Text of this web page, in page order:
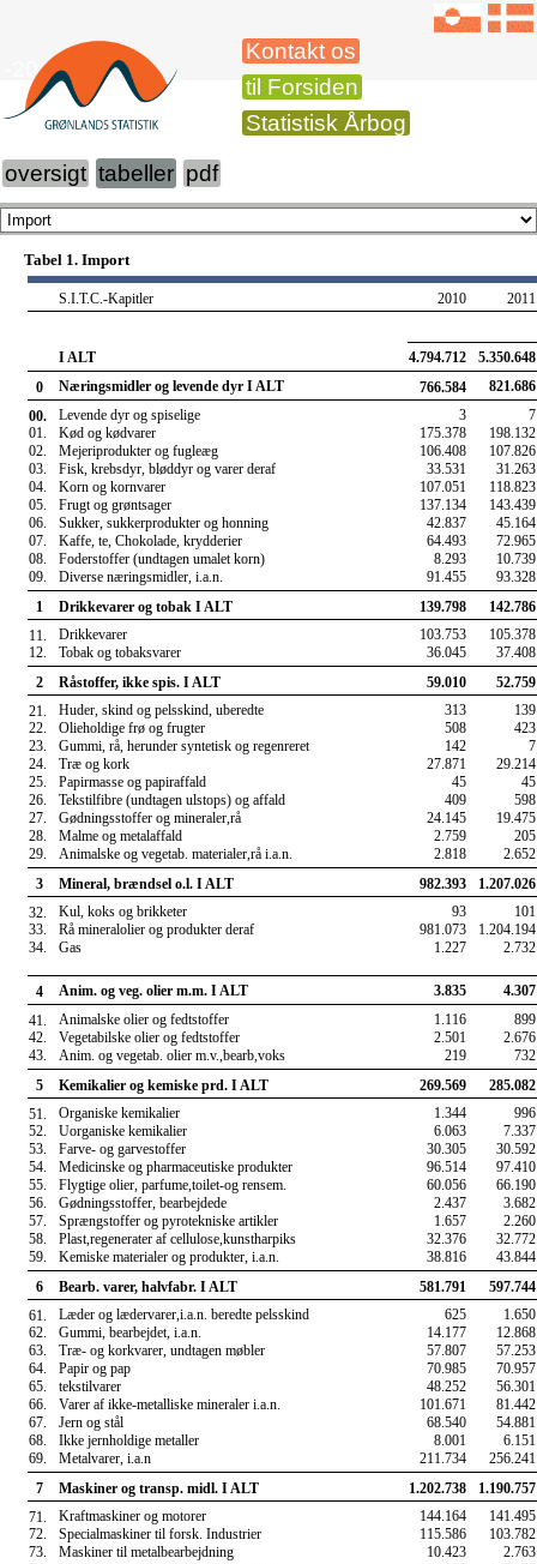
Kontakt os
til Forsiden
Statistisk Årbog
-2016
oversigt tabeller pdf